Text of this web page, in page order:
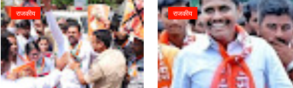
राजकीय राजकीय